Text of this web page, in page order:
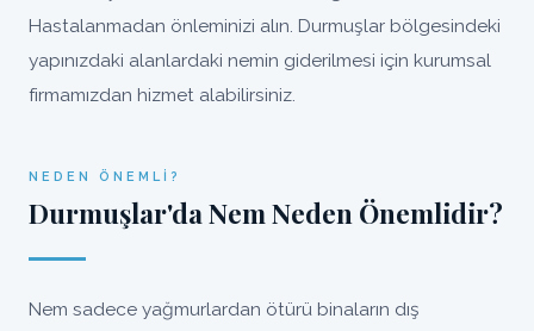
Hastalanmadan önleminizi alın. Durmuşlar bölgesindeki
yapınızdaki alanlardaki nemin giderilmesi için kurumsal
firmamızdan hizmet alabilirsiniz.
NEDEN ÖNEMLI?
Durmuşlar'da Nem Neden Önemlidir?
Nem sadece yağmurlardan ötürü binaların dış